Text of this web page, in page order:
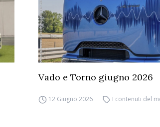
Vado e Torno giugno 2026
12 Giugno 2026 I contenuti del